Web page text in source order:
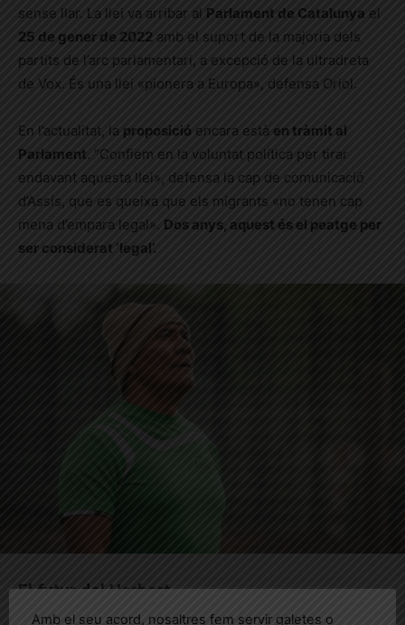
sense llar. La llei va arribar al
Parlament de Catalunya el
25 de gener de 2022 amb el suport de la majoria dels
partits de l’arc parlamentari, a excepció de la ultradreta
de Vox. És una llei «pionera a Europa», defensa Oriol.
En l’actualitat, la proposició encara està en tràmit al
Parlament. “Confiem en la voluntat política per tirar
endavant aquesta llei», defensa la cap de comunicació
d’Assís, que es queixa que els migrants «no tenen cap
mena d’empara legal». Dos anys, aquest és el peatge per
ser considerat ‘legal’.
El futur del Herbert
Amb el seu acord, nosaltres fem servir galetes o